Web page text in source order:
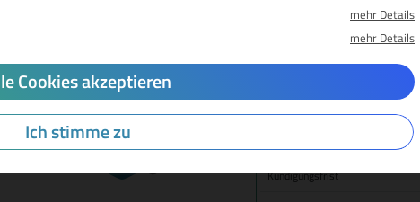
mehr Details
mehr Details
Cookies akzeptieren
Ich stimme zu
prüfen
Preis für Domain-Registrierung
Domain-Mindestlänge
Kündigungsfrist